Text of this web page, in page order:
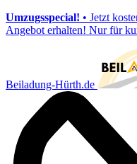
Umzugsspecial! • Jetzt
Angebot erhalten! Nur für
Beiladung-Hürth.de